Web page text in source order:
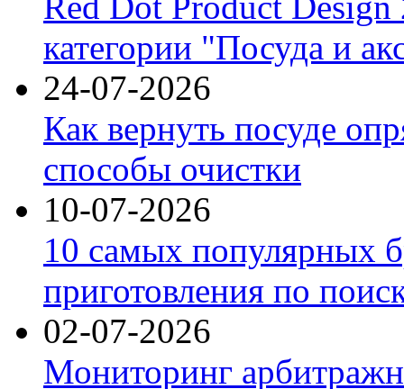
категории "Посуда и
24-07-2026
Как вернуть посуде
способы очистки
10-07-2026
10 самых популярных
приготовления по
02-07-2026
Мониторинг